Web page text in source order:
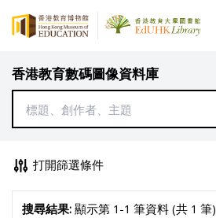
香港教育數碼圖像資料庫
打開篩選條件
搜尋結果:顯示第 1-1 筆資料 (共 1 筆)